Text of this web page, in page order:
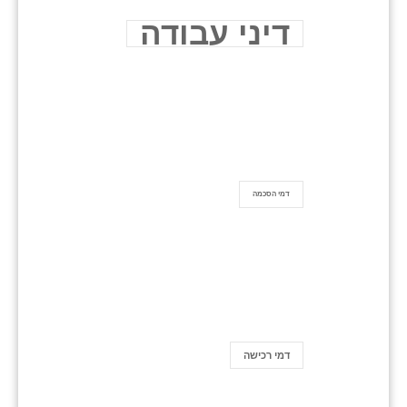
דיני עבודה
דמי הסכמה
דמי רכישה